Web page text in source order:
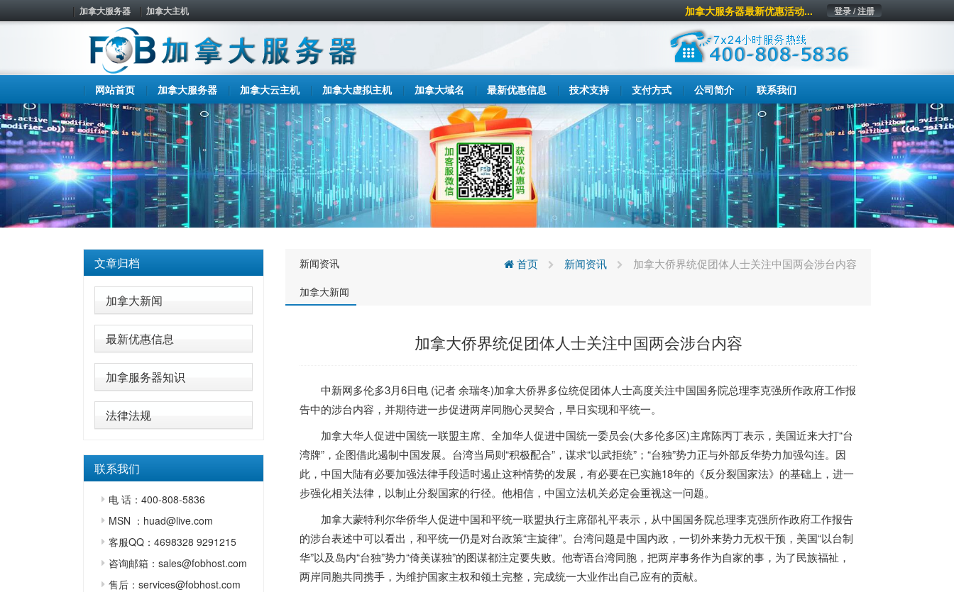
加拿大服务器 加拿大主机 登录 / 注册
加拿大服务器最新优惠活动...
网站首页 加拿大服务器 加拿大云主机 加拿大虚拟主机 加拿大域名 最新优惠信息 技术支持 支付方式 公司简介 联系我们
文章归档
加拿大新闻
最新优惠信息
加拿服务器知识
法律法规
联系我们
电 话：400-808-5836
MSN ：huad@live.com
客服QQ：4698328 9291215
咨询邮箱：sales@fobhost.com
售后：services@fobhost.com
新闻资讯
加拿大新闻
首页 新闻资讯 加拿大侨界统促团体人士关注中国两会涉台内容
加拿大侨界统促团体人士关注中国两会涉台内容
中新网多伦多3月6日电 (记者 余瑞冬)加拿大侨界多位统促团体人士高度关注中国国务院总理李克强所作政府工作报
告中的涉台内容，并期待进一步促进两岸同胞心灵契合，早日实现和平统一。
加拿大华人促进中国统一联盟主席、全加华人促进中国统一委员会(大多伦多区)主席陈丙丁表示，美国近来大打“台
湾牌”，企图借此遏制中国发展。台湾当局则“积极配合”，谋求“以武拒统”；“台独”势力正与外部反华势力加强勾连。因
此，中国大陆有必要加强法律手段适时遏止这种情势的发展，有必要在已实施18年的《反分裂国家法》的基础上，进一
步强化相关法律，以制止分裂国家的行径。他相信，中国立法机关必定会重视这一问题。
加拿大蒙特利尔华侨华人促进中国和平统一联盟执行主席邵礼平表示，从中国国务院总理李克强所作政府工作报告
的涉台表述中可以看出，和平统一仍是对台政策“主旋律”。台湾问题是中国内政，一切外来势力无权干预，美国“以台制
华”以及岛内“台独”势力“倚美谋独”的图谋都注定要失败。他寄语台湾同胞，把两岸事务作为自家的事，为了民族福祉，
两岸同胞共同携手，为维护国家主权和领土完整，完成统一大业作出自己应有的贡献。